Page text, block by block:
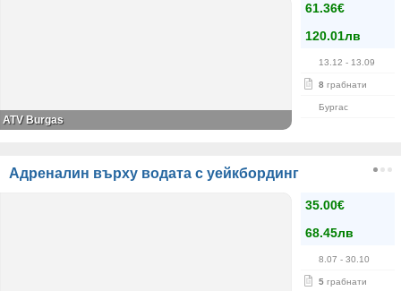
61.36€
120.01лв
13.12 - 13.09
8 грабнати
Бургас
ATV Burgas
Адреналин върху водата с уейкбординг
35.00€
68.45лв
8.07 - 30.10
5 грабнати